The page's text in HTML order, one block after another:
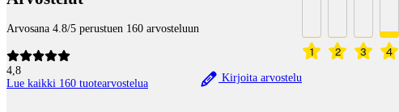
Arvosana 4.8/5 perustuen 160 arvosteluun
4,8
Lue kaikki 160 tuotearvostelua
Kirjoita arvostelu
1 2 3 4